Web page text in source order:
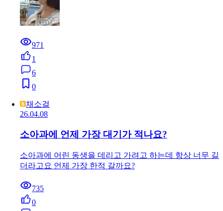
971
1
6
0
채소걸
26.04.08
소아과에 언제 가장 대기가 적나요?
소아과에 어린 동생을 데리고 가려고 하는데 항상 너무 길
더라고요 언제 가장 한적 갈까요?
735
0